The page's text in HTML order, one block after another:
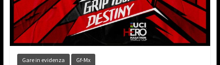
Gare in evidenza Gf-Mx